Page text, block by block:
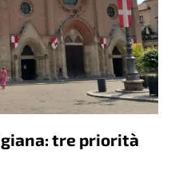
tre priorità